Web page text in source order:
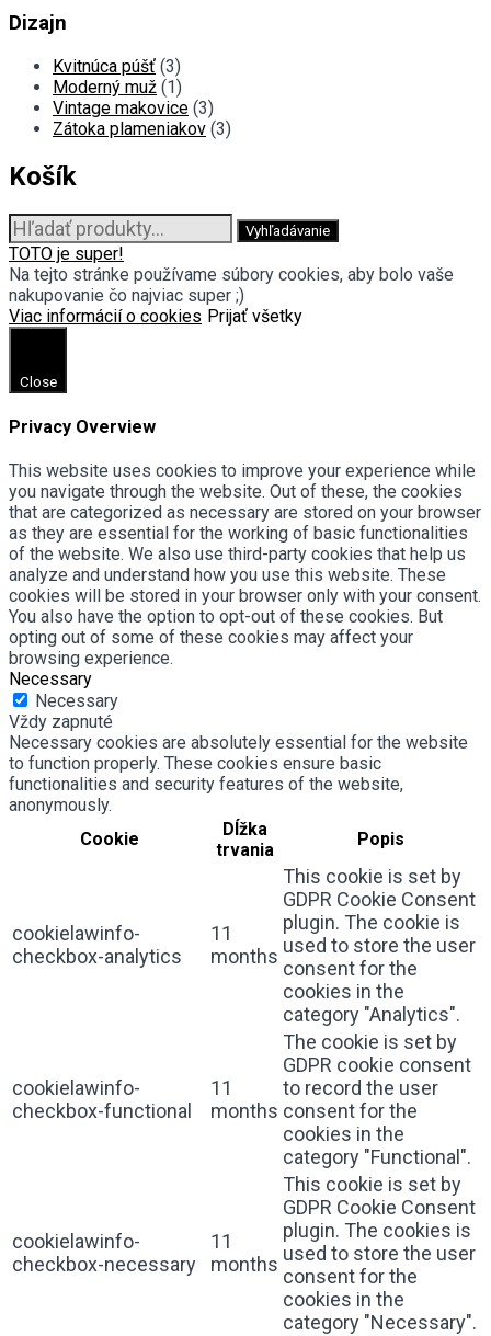
Dizajn
Kvitnúca púšť (3)
Moderný muž (1)
Vintage makovice (3)
Zátoka plameniakov (3)
Košík
Hľadať: Vyhľadávanie
TOTO je super!
Na tejto stránke používame súbory cookies, aby bolo vaše
nakupovanie čo najviac super ;)
Viac informácií o cookies Prijať všetky
Close
Privacy Overview
This website uses cookies to improve your experience while
you navigate through the website. Out of these, the cookies
that are categorized as necessary are stored on your browser
as they are essential for the working of basic functionalities
of the website. We also use third-party cookies that help us
analyze and understand how you use this website. These
cookies will be stored in your browser only with your consent.
You also have the option to opt-out of these cookies. But
opting out of some of these cookies may affect your
browsing experience.
Necessary
Necessary
Vždy zapnuté
Necessary cookies are absolutely essential for the website
to function properly. These cookies ensure basic
functionalities and security features of the website,
anonymously.
Cookie
Dĺžka
trvania
Popis
cookielawinfo-
checkbox-analytics
11
months
This cookie is set by
GDPR Cookie Consent
plugin. The cookie is
used to store the user
consent for the
cookies in the
category "Analytics".
cookielawinfo-
checkbox-functional
11
months
The cookie is set by
GDPR cookie consent
to record the user
consent for the
cookies in the
category "Functional".
cookielawinfo-
checkbox-necessary
11
months
This cookie is set by
GDPR Cookie Consent
plugin. The cookies is
used to store the user
consent for the
cookies in the
category "Necessary".